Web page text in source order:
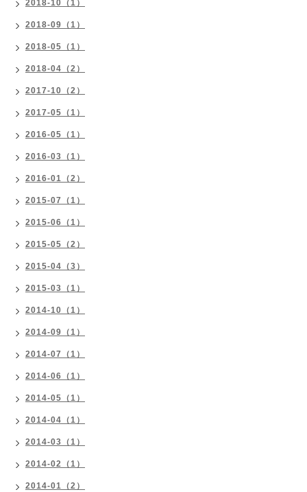
2018-10（1）
2018-09（1）
2018-05（1）
2018-04（2）
2017-10（2）
2017-05（1）
2016-05（1）
2016-03（1）
2016-01（2）
2015-07（1）
2015-06（1）
2015-05（2）
2015-04（3）
2015-03（1）
2014-10（1）
2014-09（1）
2014-07（1）
2014-06（1）
2014-05（1）
2014-04（1）
2014-03（1）
2014-02（1）
2014-01（2）